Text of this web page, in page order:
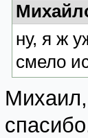
ну, я ж
смело